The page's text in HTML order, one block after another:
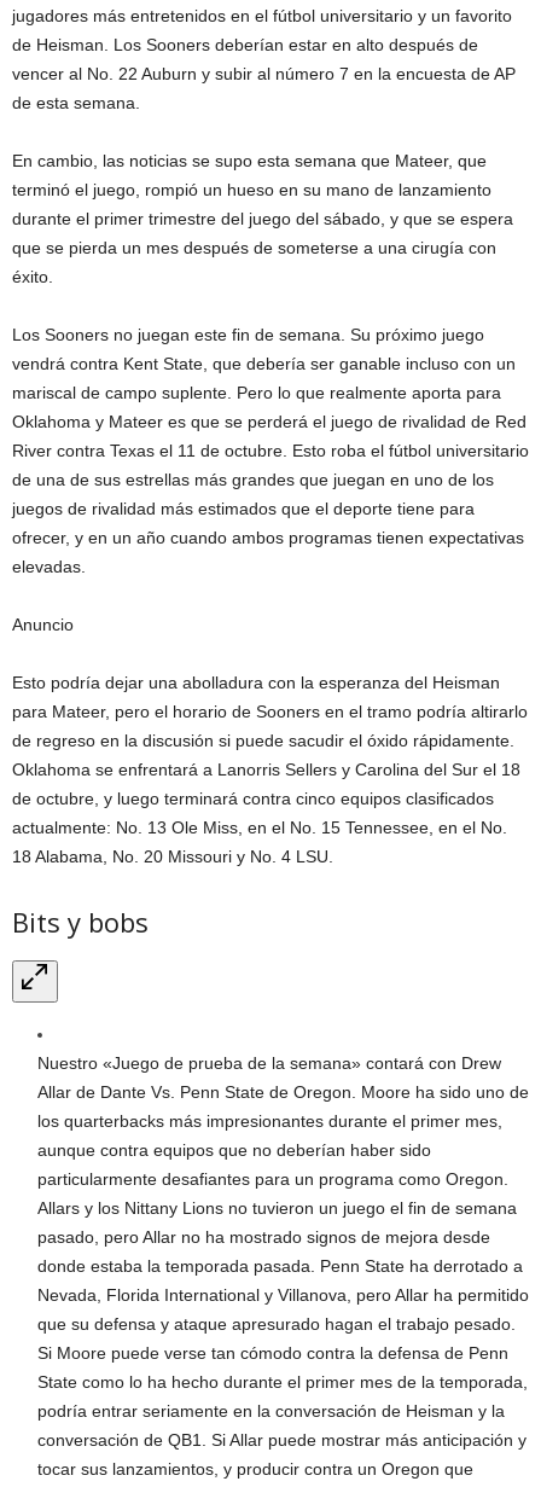
jugadores más entretenidos en el fútbol universitario y un favorito
de Heisman. Los Sooners deberían estar en alto después de
vencer al No. 22 Auburn y subir al número 7 en la encuesta de AP
de esta semana.
En cambio, las noticias se supo esta semana que Mateer, que
terminó el juego, rompió un hueso en su mano de lanzamiento
durante el primer trimestre del juego del sábado, y que se espera
que se pierda un mes después de someterse a una cirugía con
éxito.
Los Sooners no juegan este fin de semana. Su próximo juego
vendrá contra Kent State, que debería ser ganable incluso con un
mariscal de campo suplente. Pero lo que realmente aporta para
Oklahoma y Mateer es que se perderá el juego de rivalidad de Red
River contra Texas el 11 de octubre. Esto roba el fútbol universitario
de una de sus estrellas más grandes que juegan en uno de los
juegos de rivalidad más estimados que el deporte tiene para
ofrecer, y en un año cuando ambos programas tienen expectativas
elevadas.
Anuncio
Esto podría dejar una abolladura con la esperanza del Heisman
para Mateer, pero el horario de Sooners en el tramo podría altirarlo
de regreso en la discusión si puede sacudir el óxido rápidamente.
Oklahoma se enfrentará a Lanorris Sellers y Carolina del Sur el 18
de octubre, y luego terminará contra cinco equipos clasificados
actualmente: No. 13 Ole Miss, en el No. 15 Tennessee, en el No.
18 Alabama, No. 20 Missouri y No. 4 LSU.
Bits y bobs
Nuestro «Juego de prueba de la semana» contará con Drew
Allar de Dante Vs. Penn State de Oregon. Moore ha sido uno de
los quarterbacks más impresionantes durante el primer mes,
aunque contra equipos que no deberían haber sido
particularmente desafiantes para un programa como Oregon.
Allars y los Nittany Lions no tuvieron un juego el fin de semana
pasado, pero Allar no ha mostrado signos de mejora desde
donde estaba la temporada pasada. Penn State ha derrotado a
Nevada, Florida International y Villanova, pero Allar ha permitido
que su defensa y ataque apresurado hagan el trabajo pesado.
Si Moore puede verse tan cómodo contra la defensa de Penn
State como lo ha hecho durante el primer mes de la temporada,
podría entrar seriamente en la conversación de Heisman y la
conversación de QB1. Si Allar puede mostrar más anticipación y
tocar sus lanzamientos, y producir contra un Oregon que